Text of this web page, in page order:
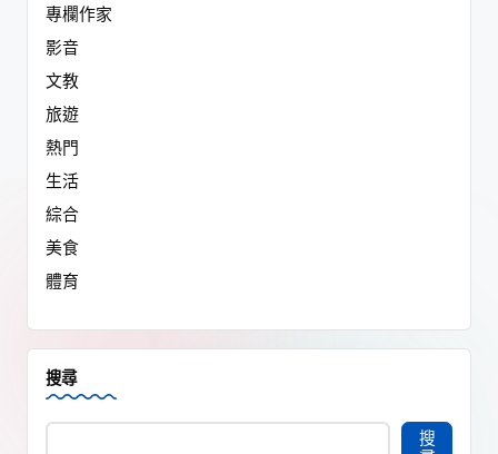
專欄作家
影音
文教
旅遊
熱門
生活
綜合
美食
體育
搜尋
搜